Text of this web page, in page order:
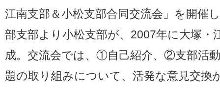
江南支部＆小松支部合同交流会」を開催
部支部より小松支部が、2007年に大塚・
成。交流会では、①自己紹介、②支部活
題の取り組みについて、活発な意見交換